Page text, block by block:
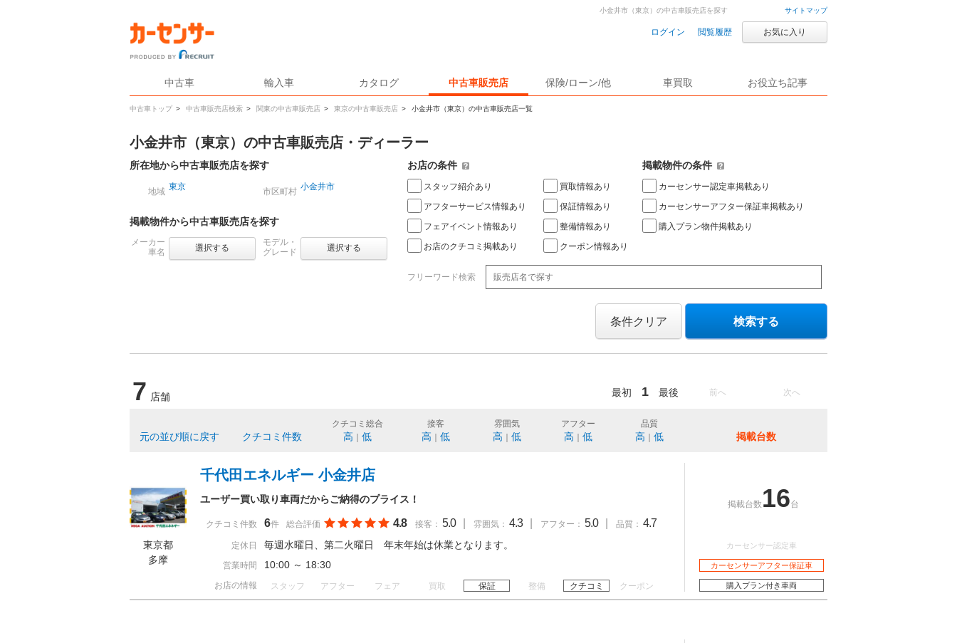
サイトマップ
ログイン 閲覧履歴 お気に入り
中古車 輸入車 カタログ 中古車販売店 保険/ローン/他 車買取 お役立ち記事
中古車トップ > 中古車販売店検索 > 関東の中古車販売店 > 東京の中古車販売店 > 小金井市（東京）の中古車販売店一覧
小金井市（東京）の中古車販売店を探す
小金井市（東京）の中古車販売店・ディーラー
所在地から中古車販売店を探す
地域 東京 市区町村 小金井市
掲載物件から中古車販売店を探す
メーカー
車名
選択する
モデル・
グレード
選択する
お店の条件
スタッフ紹介あり
アフターサービス情報あり
フェアイベント情報あり
お店のクチコミ掲載あり
買取情報あり
保証情報あり
整備情報あり
クーポン情報あり
掲載物件の条件
カーセンサー認定車掲載あり
カーセンサーアフター保証車掲載あり
購入プラン物件掲載あり
フリーワード検索
条件クリア 検索する
7 店舗 前へ 次へ
最初 1 最後
元の並び順に戻す クチコミ件数
クチコミ総合
高 低
接客
高 低
雰囲気
高 低
アフター
高 低
品質
高 低 掲載台数
東京都
多摩
千代田エネルギー 小金井店
ユーザー買い取り車両だからご納得のプライス！
クチコミ件数 6件 総合評価 4.8 接客： 5.0 雰囲気： 4.3 アフター： 5.0 品質： 4.7
定休日 毎週水曜日、第二火曜日 年末年始は休業となります。
営業時間 10:00 ～ 18:30
お店の情報 スタッフ アフター フェア 買取 保証 整備 クチコミ クーポン
掲載台数 16台
カーセンサー認定車
カーセンサーアフター保証車
購入プラン付き車両